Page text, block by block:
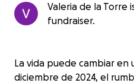
Valeria de la Torre
fundraiser.
La vida puede cambiar en
diciembre de 2024, el